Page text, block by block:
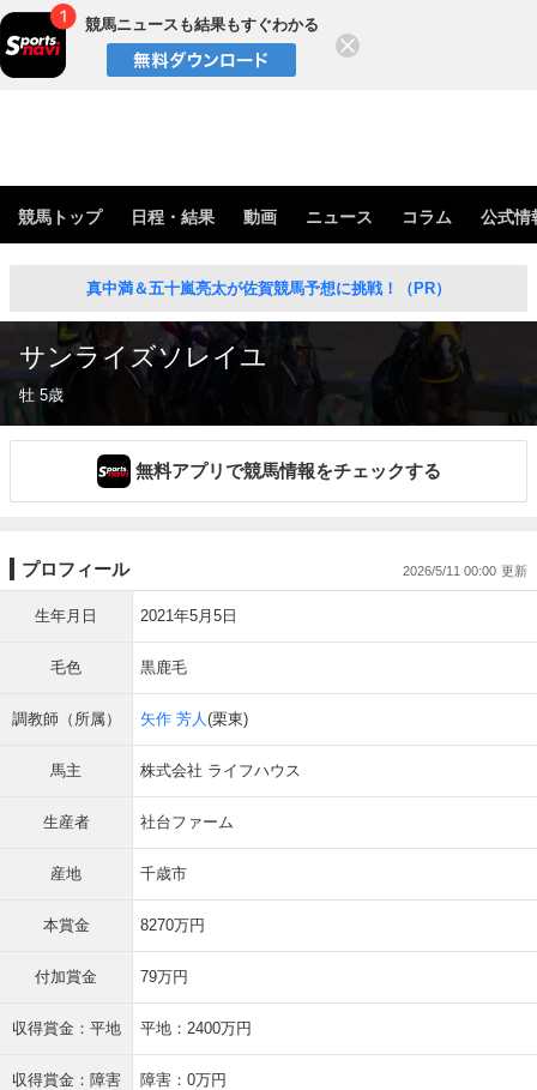
競馬ニュースも結果もすぐわかる
競馬トップ 日程・結果 動画 ニュース コラム 公式情
真中満＆五十嵐亮太が佐賀競馬予想に挑戦！（PR）
サンライズソレイユ
牡 5歳
無料アプリで競馬情報をチェックする
プロフィール 2026/5/11 00:00
生年月日 2021年5月5日
毛色 黒鹿毛
調教師（所属） 矢作 芳人(栗東)
馬主 株式会社 ライフハウス
生産者 社台ファーム
産地 千歳市
本賞金 8270万円
付加賞金 79万円
収得賞金：平地 平地：2400万円
収得賞金：障害 障害：0万円